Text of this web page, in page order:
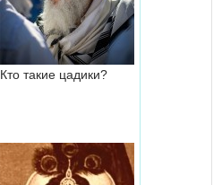
Кто такие цадики?